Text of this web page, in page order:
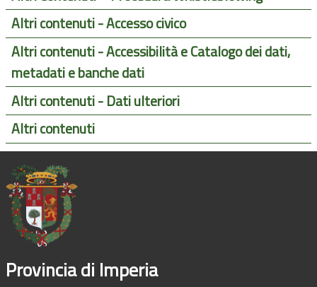
Altri contenuti - Accesso civico
Altri contenuti - Accessibilità e Catalogo dei dati,
metadati e banche dati
Altri contenuti - Dati ulteriori
Altri contenuti
Provincia di Imperia